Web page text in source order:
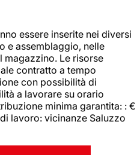
essere inserite nei diversi
e assemblaggio, nelle
magazzino. Le risorse
contratto a tempo
con possibilità di
a lavorare su orario
minima garantita: : €
lavoro: vicinanze Saluzzo